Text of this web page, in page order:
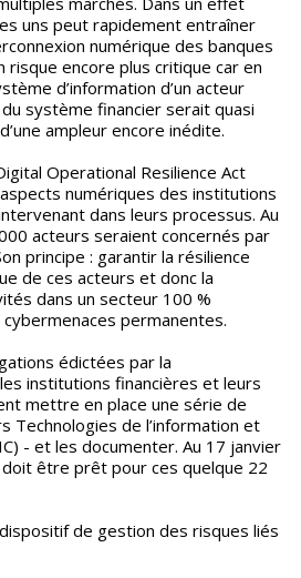
uns peut rapidement entraîner
numérique des banques
risque encore plus critique car en
d’information d’un acteur
système financier serait quasi
ampleur encore inédite.
Operational Resilience Act
numériques des institutions
dans leurs processus. Au
acteurs seraient concernés par
principe : garantir la résilience
de ces acteurs et donc la
dans un secteur 100 %
permanentes.
édictées par la
institutions financières et leurs
mettre en place une série de
Technologies de l’information et
- et les documenter. Au 17 janvier
être prêt pour ces quelque 22
de gestion des risques liés